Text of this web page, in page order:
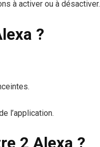
à activer ou à désactiver.
?
l’application.